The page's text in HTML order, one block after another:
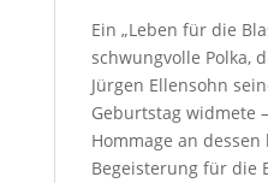
Ein „Leben für die
schwungvolle Polka,
Jürgen Ellensohn
Geburtstag widmete
Hommage an dessen
Begeisterung für die